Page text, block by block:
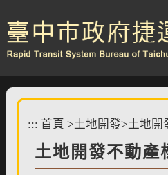
到
主
要
::: 首頁 >土地開發>土地開
土地開發不動產